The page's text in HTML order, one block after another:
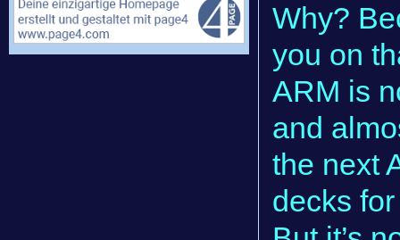
Why?
you on
ARM is
and
the next
decks